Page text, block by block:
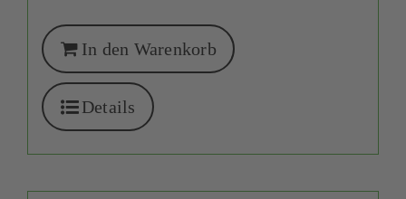
In den Warenkorb
Details